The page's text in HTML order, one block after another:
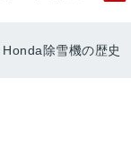
ート
クツブランド
ャラリー
HondaJet
Honda除雪機の歴史